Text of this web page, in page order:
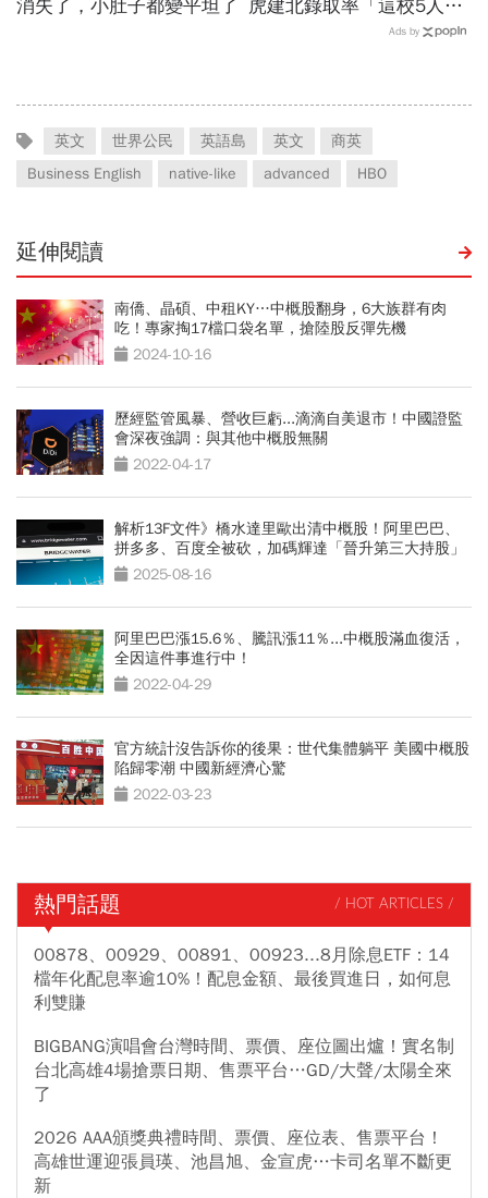
消失了，小肚子都變平坦了
虎建北錄取率「這校5人就
1人考上」！前輩親揭亮麗
Ads by
英文 世界公民 英語島 英文
商英
Business English
native-like advanced HBO
延伸閱讀
南僑、晶碩、中租KY…中概股翻身，6大族群有肉
吃！專家掏17檔口袋名單，搶陸股反彈先機
2024-10-16
歷經監管風暴、營收巨虧...滴滴自美退市！中國證監
會深夜強調：與其他中概股無關
2022-04-17
解析13F文件》橋水達里歐出清中概股！阿里巴巴、
拼多多、百度全被砍，加碼輝達「晉升第三大持股」
2025-08-16
阿里巴巴漲15.6％、騰訊漲11％...中概股滿血復活，
全因這件事進行中！
2022-04-29
官方統計沒告訴你的後果：世代集體躺平 美國中概股
陷歸零潮 中國新經濟心驚
2022-03-23
熱門話題 / HOT ARTICLES /
00878、00929、00891、00923...8月除息ETF：14
檔年化配息率逾10%！配息金額、最後買進日，如何息
利雙賺
BIGBANG演唱會台灣時間、票價、座位圖出爐！實名制
台北高雄4場搶票日期、售票平台…GD/大聲/太陽全來
了
2026 AAA頒獎典禮時間、票價、座位表、售票平台！
高雄世運迎張員瑛、池昌旭、金宣虎…卡司名單不斷更
新